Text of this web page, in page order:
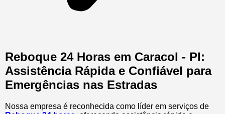
Reboque 24 Horas em Caracol - PI:
Assistência Rápida e Confiável para
Emergências nas Estradas
Nossa empresa é reconhecida como líder em serviços de